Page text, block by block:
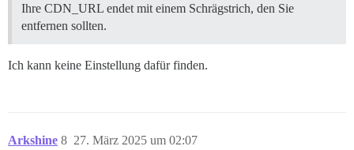
Ihre CDN_URL endet mit einem Schrägstrich, den Sie
entfernen sollten.
Ich kann keine Einstellung dafür finden.
Arkshine 27. März 2025 um 02:07
8